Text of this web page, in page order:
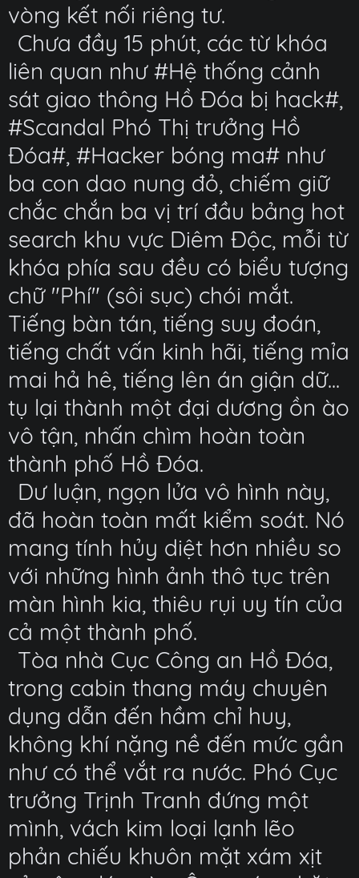
vòng kết nối riêng tư.
Chưa đầy 15 phút, các từ khóa
liên quan như #Hệ thống cảnh
sát giao thông Hồ Đóa bị hack#,
#Scandal Phó Thị trưởng Hồ
Đóa#, #Hacker bóng ma# như
ba con dao nung đỏ, chiếm giữ
chắc chắn ba vị trí đầu bảng hot
search khu vực Diêm Độc, mỗi từ
khóa phía sau đều có biểu tượng
chữ "Phí" (sôi sục) chói mắt.
Tiếng bàn tán, tiếng suy đoán,
tiếng chất vấn kinh hãi, tiếng mỉa
mai hả hê, tiếng lên án giận dữ...
tụ lại thành một đại dương ồn ào
vô tận, nhấn chìm hoàn toàn
thành phố Hồ Đóa.
Dư luận, ngọn lửa vô hình này,
đã hoàn toàn mất kiểm soát. Nó
mang tính hủy diệt hơn nhiều so
với những hình ảnh thô tục trên
màn hình kia, thiêu rụi uy tín của
cả một thành phố.
Tòa nhà Cục Công an Hồ Đóa,
trong cabin thang máy chuyên
dụng dẫn đến hầm chỉ huy,
không khí nặng nề đến mức gần
như có thể vắt ra nước. Phó Cục
trưởng Trịnh Tranh đứng một
mình, vách kim loại lạnh lẽo
phản chiếu khuôn mặt xám xịt